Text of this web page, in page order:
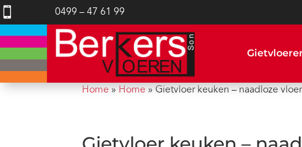
 0499 – 47 61 99
Home » Home »Gietvloer keuken – naadloze